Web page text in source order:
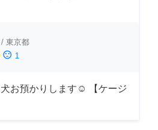
/ 東京都
sentiment_dissatisfied 1
お預かりします☺︎ 【ケージ